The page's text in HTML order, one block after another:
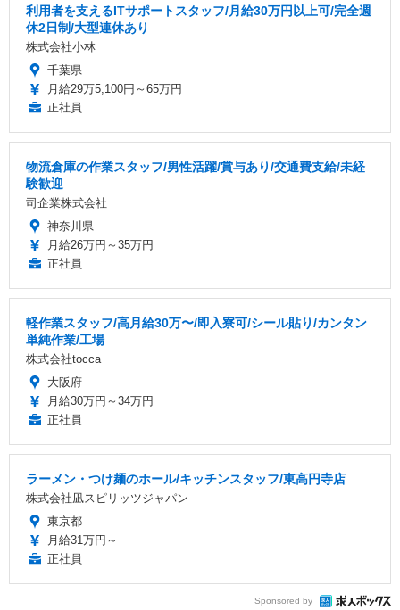
利用者を支えるITサポートスタッフ/月給30万円以上可/完全週
休2日制/大型連休あり
株式会社小林
千葉県
月給29万5,100円～65万円
正社員
物流倉庫の作業スタッフ/男性活躍/賞与あり/交通費支給/未経
験歓迎
司企業株式会社
神奈川県
月給26万円～35万円
正社員
軽作業スタッフ/高月給30万〜/即入寮可/シール貼り/カンタン
単純作業/工場
株式会社tocca
大阪府
月給30万円～34万円
正社員
ラーメン・つけ麺のホール/キッチンスタッフ/東高円寺店
株式会社凪スピリッツジャパン
東京都
月給31万円～
正社員
Sponsored by